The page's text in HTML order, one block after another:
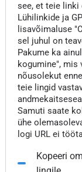
see, et teie linki
Lühilinkide ja
lisavõimaluse
sel juhul on
Pakume ka
kogumine",
nõusolekut
teie lingid
Samuti saate
ühe
logi URL ei
Kopeeri